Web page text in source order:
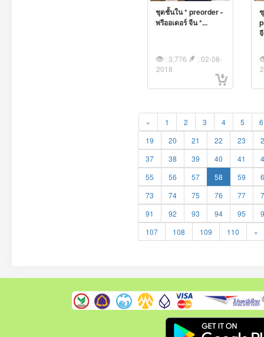
ชุดชั้นใน * preorder -
พรีออเดอร์ จีน *...
: 3,776
: 02-08-
2018
« 1 2 3 4 5
6
19
20 21 22 23
37
38 39 40 41
55
56 57 58 59
73
74 75 76 77
91
92 93 94 95
107
108 109 110 »